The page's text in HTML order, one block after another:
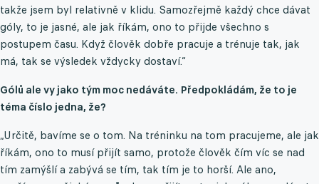
takže jsem byl relativně v klidu. Samozřejmě každý chce dávat
góly, to je jasné, ale jak říkám, ono to přijde všechno s
postupem času. Když člověk dobře pracuje a trénuje tak, jak
má, tak se výsledek vždycky dostaví.“
Gólů ale vy jako tým moc nedáváte. Předpokládám, že to je
téma číslo jedna, že?
„Určitě, bavíme se o tom. Na tréninku na tom pracujeme, ale jak
říkám, ono to musí přijít samo, protože člověk čím víc se nad
tím zamýšlí a zabývá se tím, tak tím je to horší. Ale ano,